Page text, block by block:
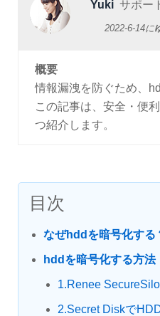
Yuki サポー
2022-6-14に
概要
情報漏洩を防ぐため、
この記事は、安全・便
つ紹介します。
目次
なぜhddを暗号化する
hddを暗号化する方法
1.Renee
2.Secret Diskで